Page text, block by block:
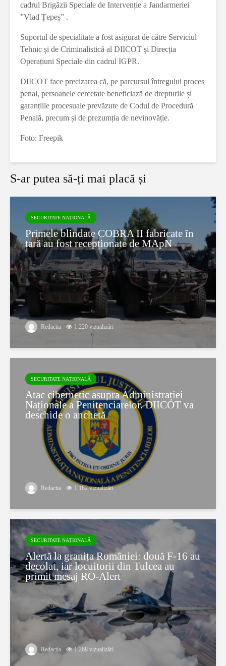
cadrul Brigăzii Speciale de Intervenție a Jandarmeriei
”Vlad Țepeș” .
Suportul de specialitate a fost asigurat de către Serviciul
Tehnic și de Criminalistică al DIICOT și Direcția
Operațiuni Speciale din cadrul IGPR.
DIICOT face precizarea că, pe parcursul întregului proces
penal, persoanele cercetate beneficiază de drepturile și
garanțiile procesuale prevăzute de Codul de Procedură
Penală, precum și de prezumția de nevinovăție.
Foto: Freepik
S-ar putea să-ți mai placă și
SECURITATE NAȚIONALĂ
Primele blindate COBRA II fabricate în
țară au fost recepționate de MApN
Redactia 1.220 vizualizări
SECURITATE NAȚIONALĂ
Atac cibernetic asupra Administrației
Naționale a Penitenciarelor. DIICOT va
deschide o anchetă
Redactia 1.182 vizualizări
SECURITATE NAȚIONALĂ
Alertă la granița României: două F-16 au
decolat, iar locuitorii din Tulcea au
primit mesaj RO-Alert
Redactia 1.268 vizualizări